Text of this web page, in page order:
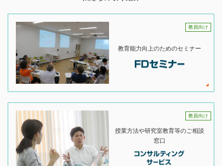
教員向け
教育能力向上のためのセミナー
教員向け
授業方法や研究室教育等のご相談
窓口